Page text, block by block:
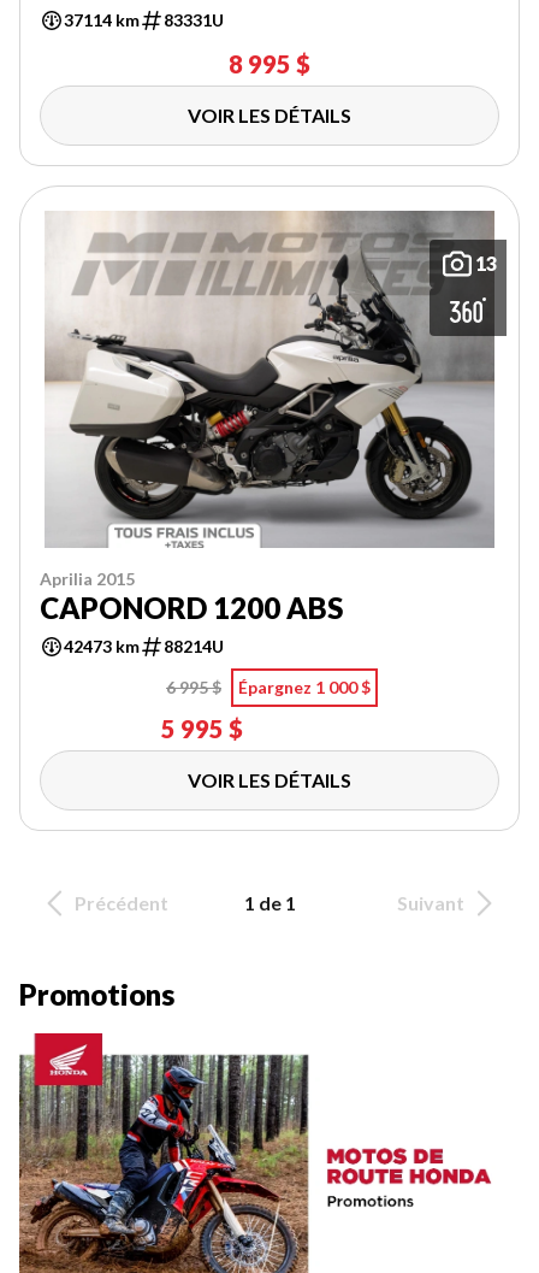
37114 km 83331U
8 995 $
VOIR LES DÉTAILS
13
Aprilia 2015
CAPONORD 1200 ABS
42473 km
88214U
6 995 $
Épargnez 1 000 $
5 995 $
VOIR LES DÉTAILS
Précédent 1 de 1 Suivant
Promotions